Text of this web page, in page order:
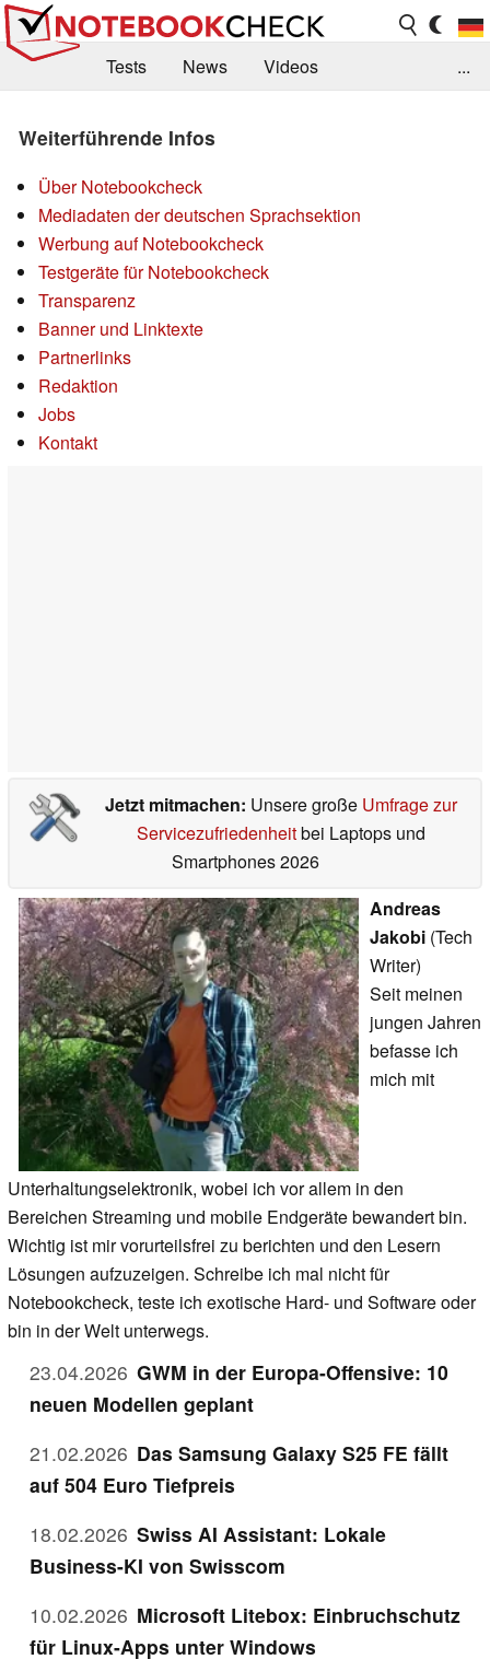
Tests News
Videos
Forum
...
Weiterführende Infos
Über Notebookcheck
Mediadaten der deutschen Sprachsektion
Werbung auf Notebookcheck
Testgeräte für Notebookcheck
Transparenz
Banner und Linktexte
Partnerlinks
Redaktion
Jobs
Kontakt
Jetzt mitmachen: Unsere große Umfrage zur
Servicezufriedenheitbei Laptops und
Smartphones 2026
Andreas
Jakobi(Tech
Writer)
Seit meinen
jungen Jahren
befasse ich
mich mit
Unterhaltungselektronik, wobei ich vor allem in den
Bereichen Streaming und mobile Endgeräte bewandert bin.
Wichtig ist mir vorurteilsfrei zu berichten und den Lesern
Lösungen aufzuzeigen. Schreibe ich mal nicht für
Notebookcheck, teste ich exotische Hard- und Software oder
bin in der Welt unterwegs.
23.04.2026 GWM in der Europa-Offensive: 10
neuen Modellen geplant
21.02.2026 Das Samsung Galaxy S25 FE fällt
auf 504 Euro Tiefpreis
18.02.2026 Swiss AI Assistant: Lokale
Business-KI von Swisscom
10.02.2026 Microsoft Litebox: Einbruchschutz
für Linux-Apps unter Windows